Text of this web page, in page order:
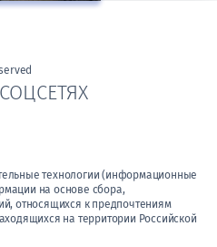
технологии (информационные
на основе сбора,
относящихся к предпочтениям
на территории Российской